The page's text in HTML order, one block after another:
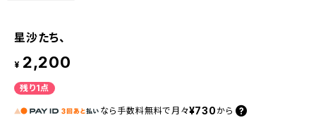
星沙たち、
¥ 2,200
残り1点
なら 手数料無料で 月々¥730 から